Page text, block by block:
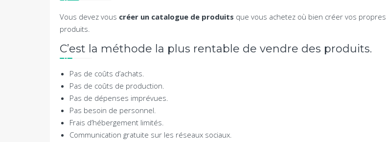
Vous devez vous créer un catalogue de produits que vous achetez où bien créer vos propres
produits.
C’est la méthode la plus rentable de vendre des produits.
Pas de coûts d’achats.
Pas de coûts de production.
Pas de dépenses imprévues.
Pas besoin de personnel.
Frais d’hébergement limités.
Communication gratuite sur les réseaux sociaux.